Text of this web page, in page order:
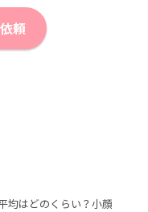
頼
均はどのくらい？小顔